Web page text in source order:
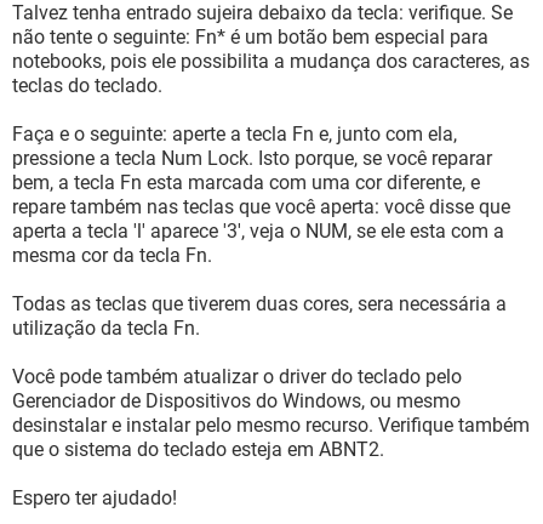
Talvez tenha entrado sujeira debaixo da tecla: verifique. Se
não tente o seguinte: Fn* é um botão bem especial para
notebooks, pois ele possibilita a mudança dos caracteres, as
teclas do teclado.
Faça e o seguinte: aperte a tecla Fn e, junto com ela,
pressione a tecla Num Lock. Isto porque, se você reparar
bem, a tecla Fn esta marcada com uma cor diferente, e
repare também nas teclas que você aperta: você disse que
aperta a tecla 'l' aparece '3', veja o NUM, se ele esta com a
mesma cor da tecla Fn.
Todas as teclas que tiverem duas cores, sera necessária a
utilização da tecla Fn.
Você pode também atualizar o driver do teclado pelo
Gerenciador de Dispositivos do Windows, ou mesmo
desinstalar e instalar pelo mesmo recurso. Verifique também
que o sistema do teclado esteja em ABNT2.
Espero ter ajudado!